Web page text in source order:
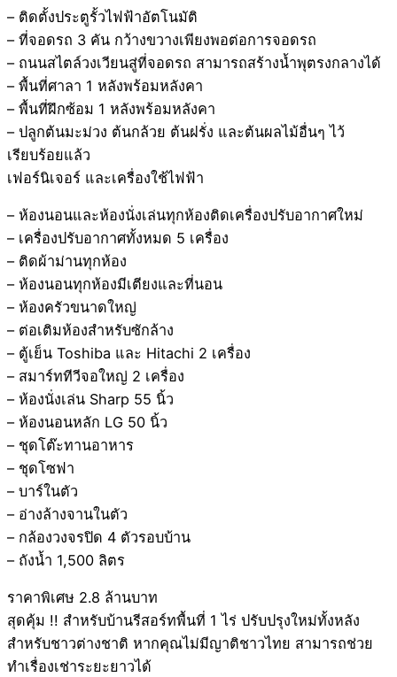
– ติดตั้งประตูรั้วไฟฟ้าอัตโนมัติ
– ที่จอดรถ 3 คัน กว้างขวางเพียงพอต่อการจอดรถ
– ถนนสไตล์วงเวียนสู่ที่จอดรถ สามารถสร้างน้ำพุตรงกลางได้
– พื้นที่ศาลา 1 หลังพร้อมหลังคา
– พื้นที่ฝึกซ้อม 1 หลังพร้อมหลังคา
– ปลูกต้นมะม่วง ต้นกล้วย ต้นฝรั่ง และต้นผลไม้อื่นๆ ไว้
เรียบร้อยแล้ว
เฟอร์นิเจอร์ และเครื่องใช้ไฟฟ้า
– ห้องนอนและห้องนั่งเล่นทุกห้องติดเครื่องปรับอากาศใหม่
– เครื่องปรับอากาศทั้งหมด 5 เครื่อง
– ติดผ้าม่านทุกห้อง
– ห้องนอนทุกห้องมีเตียงและที่นอน
– ห้องครัวขนาดใหญ่
– ต่อเติมห้องสำหรับซักล้าง
– ตู้เย็น Toshiba และ Hitachi 2 เครื่อง
– สมาร์ททีวีจอใหญ่ 2 เครื่อง
– ห้องนั่งเล่น Sharp 55 นิ้ว
– ห้องนอนหลัก LG 50 นิ้ว
– ชุดโต๊ะทานอาหาร
– ชุดโซฟา
– บาร์ในตัว
– อ่างล้างจานในตัว
– กล้องวงจรปิด 4 ตัวรอบบ้าน
– ถังน้ำ 1,500 ลิตร
ราคาพิเศษ 2.8 ล้านบาท
สุดคุ้ม !! สำหรับบ้านรีสอร์ทพื้นที่ 1 ไร่ ปรับปรุงใหม่ทั้งหลัง
สำหรับชาวต่างชาติ หากคุณไม่มีญาติชาวไทย สามารถช่วย
ทำเรื่องเช่าระยะยาวได้